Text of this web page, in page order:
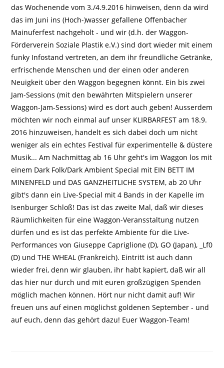
das Wochenende vom 3./4.9.2016 hinweisen, denn da wird
das im Juni ins (Hoch-)wasser gefallene Offenbacher
Mainuferfest nachgeholt - und wir (d.h. der Waggon-
Förderverein Soziale Plastik e.V.) sind dort wieder mit einem
funky Infostand vertreten, an dem ihr freundliche Getränke,
erfrischende Menschen und der einen oder anderen
Neuigkeit über den Waggon begegnen könnt. Ein bis zwei
Jam-Sessions (mit den bewährten Mitspielern unserer
Waggon-Jam-Sessions) wird es dort auch geben! Ausserdem
möchten wir noch einmal auf unser KLIRBARFEST am 18.9.
2016 hinzuweisen, handelt es sich dabei doch um nicht
weniger als ein echtes Festival für experimentelle & düstere
Musik... Am Nachmittag ab 16 Uhr geht's im Waggon los mit
einem Dark Folk/Dark Ambient Special mit EIN BETT IM
MINENFELD und DAS GANZHEITLICHE SYSTEM, ab 20 Uhr
gibt's dann ein Live-Special mit 4 Bands in der Kapelle im
Isenburger Schloß! Das ist das zweite Mal, daß wir dieses
Räumlichkeiten für eine Waggon-Veransstaltung nutzen
dürfen und es ist das perfekte Ambiente für die Live-
Performances von Giuseppe Capriglione (D), GO (Japan), _Lf0
(D) und THE WHEAL (Frankreich). Eintritt ist auch dann
wieder frei, denn wir glauben, ihr habt kapiert, daß wir all
das hier nur durch und mit euren großzügigen Spenden
möglich machen können. Hört nur nicht damit auf! Wir
freuen uns auf einen möglichst goldenen September - und
auf euch, denn das gehört dazu! Euer Waggon-Team!